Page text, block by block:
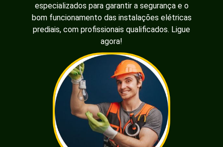
especializados para garantir a segurança e o
bom funcionamento das instalações elétricas
prediais, com profissionais qualificados. Ligue
agora!